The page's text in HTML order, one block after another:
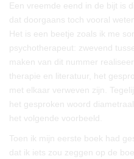
Een vreemde eend in de bijt is
dat doorgaans toch vooral
Het is een beetje zoals ik me
psychotherapeut: zwevend
maken van dit nummer
therapie en literatuur, het
met elkaar verweven zijn.
het gesproken woord
het volgende voorbeeld.
Toen ik mijn eerste boek had
dat ik iets zou zeggen op de